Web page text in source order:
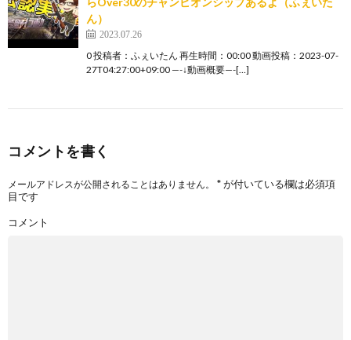
ん）
2023.07.26
0 投稿者：ふぇいたん 再生時間：00:00 動画投稿：2023-07-
27T04:27:00+09:00 —-↓動画概要—-[…]
コメントを書く
メールアドレスが公開されることはありません。 *が付いている欄は必須項
目です
コメント